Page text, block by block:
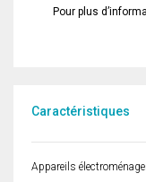
Pour plus
Caractéristiques
Appareils